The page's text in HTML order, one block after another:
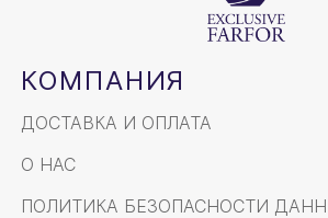
КОМПАНИЯ
ДОСТАВКА И ОПЛАТА
О НАС
ПОЛИТИКА БЕЗОПАСНОСТИ